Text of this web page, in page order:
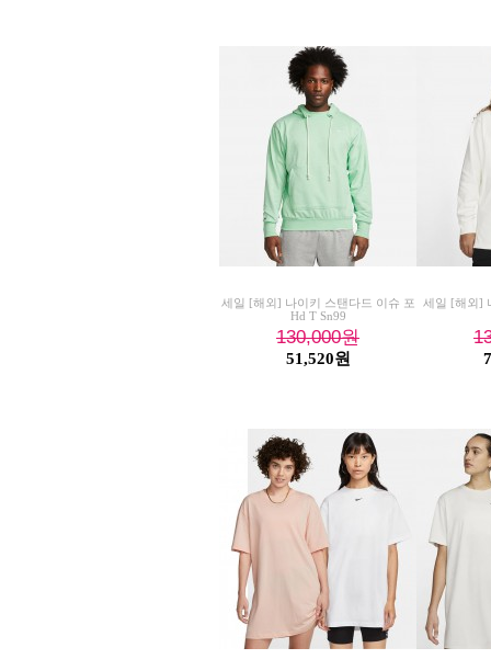
세일 [해외] 나이키 스탠다드 이슈 포
Hd T Sn99
130,000원
51,520원
세일 [해외]